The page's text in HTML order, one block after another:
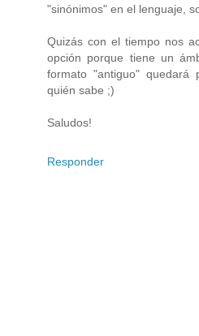
"sinónimos" en el lenguaje,
Quizás con el tiempo nos
opción porque tiene un
formato "antiguo" quedará
quién sabe ;)
Saludos!
Responder